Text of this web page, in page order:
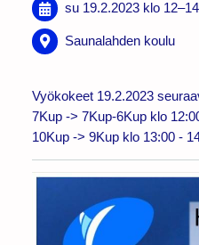
su 19.2.2023 klo 12–14
Saunalahden koulu
Vyökokeet 19.2.2023
7Kup -> 7Kup-6Kup klo
10Kup -> 9Kup klo 13:00 -